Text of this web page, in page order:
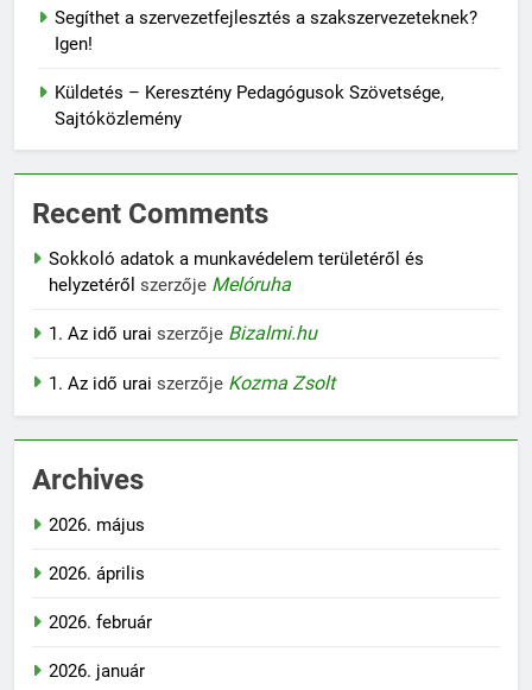
Segíthet a szervezetfejlesztés a szakszervezeteknek?
Igen!
Küldetés – Keresztény Pedagógusok Szövetsége,
Sajtóközlemény
Recent Comments
Sokkoló adatok a munkavédelem területéről és
helyzetéről szerzője Melóruha
1. Az idő urai szerzője Bizalmi.hu
1. Az idő urai szerzője Kozma Zsolt
Archives
2026. május
2026. április
2026. február
2026. január